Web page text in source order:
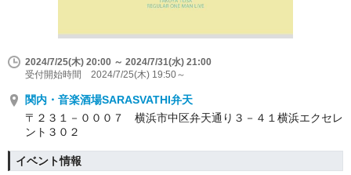
2024/7/25(木) 20:00 ～ 2024/7/31(水) 21:00
受付開始時間 2024/7/25(木) 19:50～
関内・音楽酒場SARASVATHI弁天
〒２３１－０００７ 横浜市中区弁天通り３－４１横浜エクセレ
ント３０２
イベント情報